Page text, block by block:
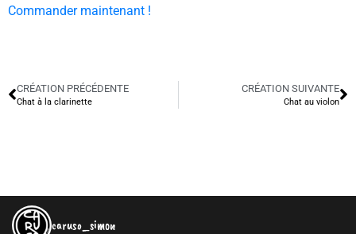
Commander maintenant !
CRÉATION PRÉCÉDENTE
Chat à la clarinette
CRÉATION SUIVANTE
Chat au violon
caruso_simon